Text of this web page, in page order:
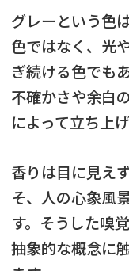
グレーという色
色ではなく、光
ぎ続ける色でも
不確かさや余白
によって立ち上
香りは目に見え
そ、人の心象風
す。そうした嗅
抽象的な概念に